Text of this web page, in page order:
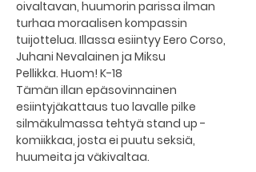
oivaltavan, huumorin parissa ilman
turhaa moraalisen kompassin
tuijottelua. Illassa esiintyy Eero Corso,
Juhani Nevalainen ja Miksu
Pellikka. Huom! K-18
Tämän illan epäsovinnainen
esiintyjäkattaus tuo lavalle pilke
silmäkulmassa tehtyä stand up -
komiikkaa, josta ei puutu seksiä,
huumeita ja väkivaltaa.